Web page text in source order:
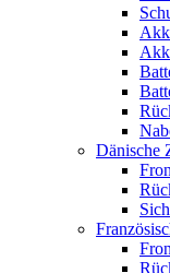
Dänische